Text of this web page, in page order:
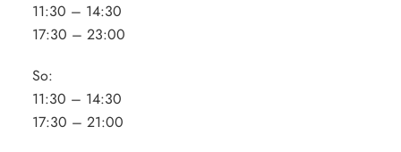
11:30 – 14:30
17:30 – 23:00
So:
11:30 – 14:30
17:30 – 21:00